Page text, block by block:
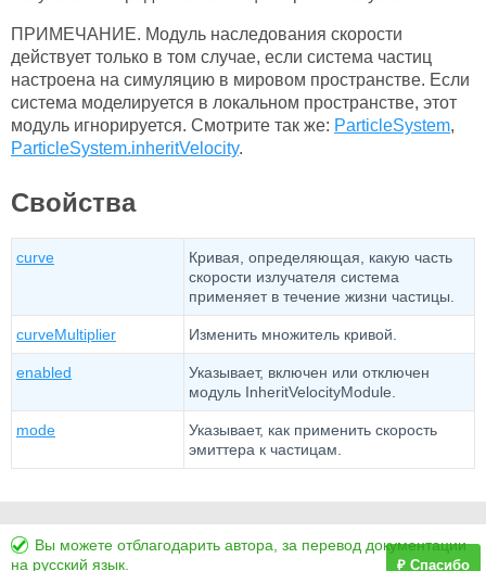
ПРИМЕЧАНИЕ. Модуль наследования скорости
действует только в том случае, если система частиц
настроена на симуляцию в мировом пространстве. Если
система моделируется в локальном пространстве, этот
модуль игнорируется. Смотрите так же: ParticleSystem,
ParticleSystem.inheritVelocity.
Свойства
curve
Кривая, определяющая, какую часть
скорости излучателя система
применяет в течение жизни частицы.
curveMultiplier Изменить множитель кривой.
enabled
Указывает, включен или отключен
модуль InheritVelocityModule.
mode
Указывает, как применить скорость
эмиттера к частицам.
Вы можете отблагодарить автора, за перевод документации
на русский язык.
₽ Спасибо